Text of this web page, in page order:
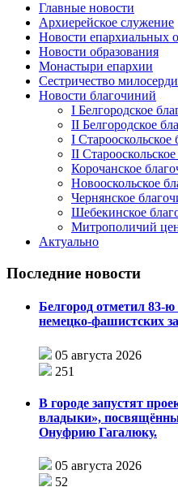
Главные новости
Архиерейское служение
Новости епархиальных
Новости образования
Монастыри епархии
Сестричество
Новости благочиний
I Белгородское
II Белгородское
I Старооскольское
II
Корочанское
Новооскольское
Чернянское
Шебекинское
Митрополичий
Актуально
Последние новости
Белгород отметил 83-
немецко-фашистских
05 августа 2026
251
В городе запустят
владыки»,
Онуфрию Гагалюку.
05 августа 2026
52